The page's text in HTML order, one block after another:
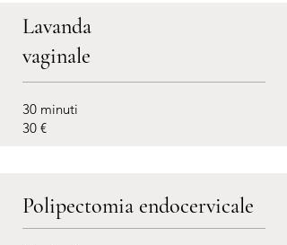
Lavanda
vaginale
30 minuti
30 €
Polipectomia endocervicale